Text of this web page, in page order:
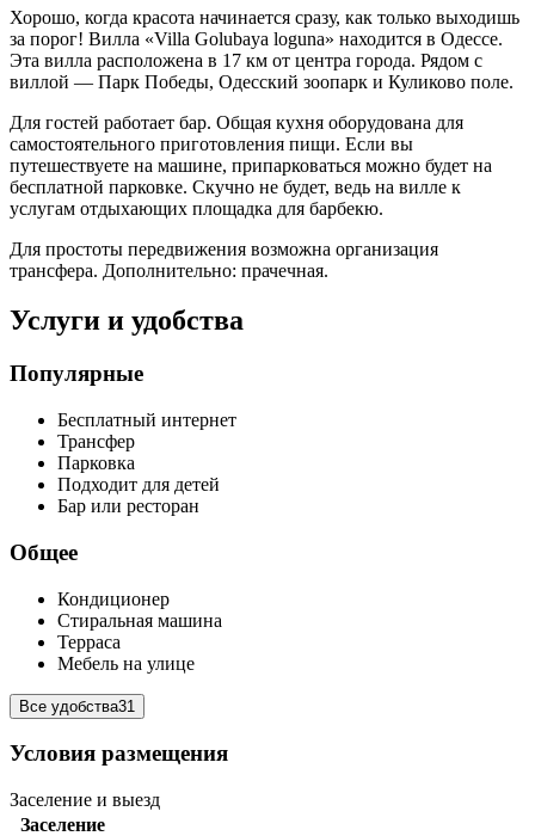
Хорошо, когда красота начинается сразу, как только выходишь
за порог! Вилла «Villa Golubaya loguna» находится в Одессе.
Эта вилла расположена в 17 км от центра города. Рядом с
виллой — Парк Победы, Одесский зоопарк и Куликово поле.
Для гостей работает бар. Общая кухня оборудована для
самостоятельного приготовления пищи. Если вы
путешествуете на машине, припарковаться можно будет на
бесплатной парковке. Скучно не будет, ведь на вилле к
услугам отдыхающих площадка для барбекю.
Для простоты передвижения возможна организация
трансфера. Дополнительно: прачечная.
Услуги и удобства
Популярные
Бесплатный интернет
Трансфер
Парковка
Подходит для детей
Бар или ресторан
Общее
Кондиционер
Стиральная машина
Терраса
Мебель на улице
Все удобства31
Условия размещения
Заселение и выезд
Заселение